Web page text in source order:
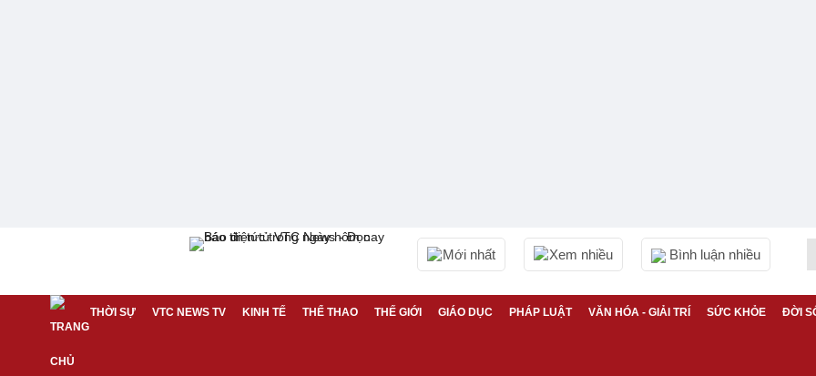
Mới nhất Xem nhiều Bình luận nhiều
THỜI SỰ VTC NEWS TV KINH TẾ THỂ THAO THẾ GIỚI GIÁO DỤC PHÁP LUẬT VĂN HÓA - GIẢI TRÍ SỨC KHỎE ĐỜI